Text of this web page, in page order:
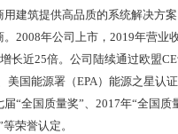
建筑提供高品质的系统解决方
2008年公司上市，2019年营业
长近25倍。公司陆续通过欧盟
美国能源署（EPA）能源之星认
“全国质量奖”、2017年“全国质
荣誉认定。